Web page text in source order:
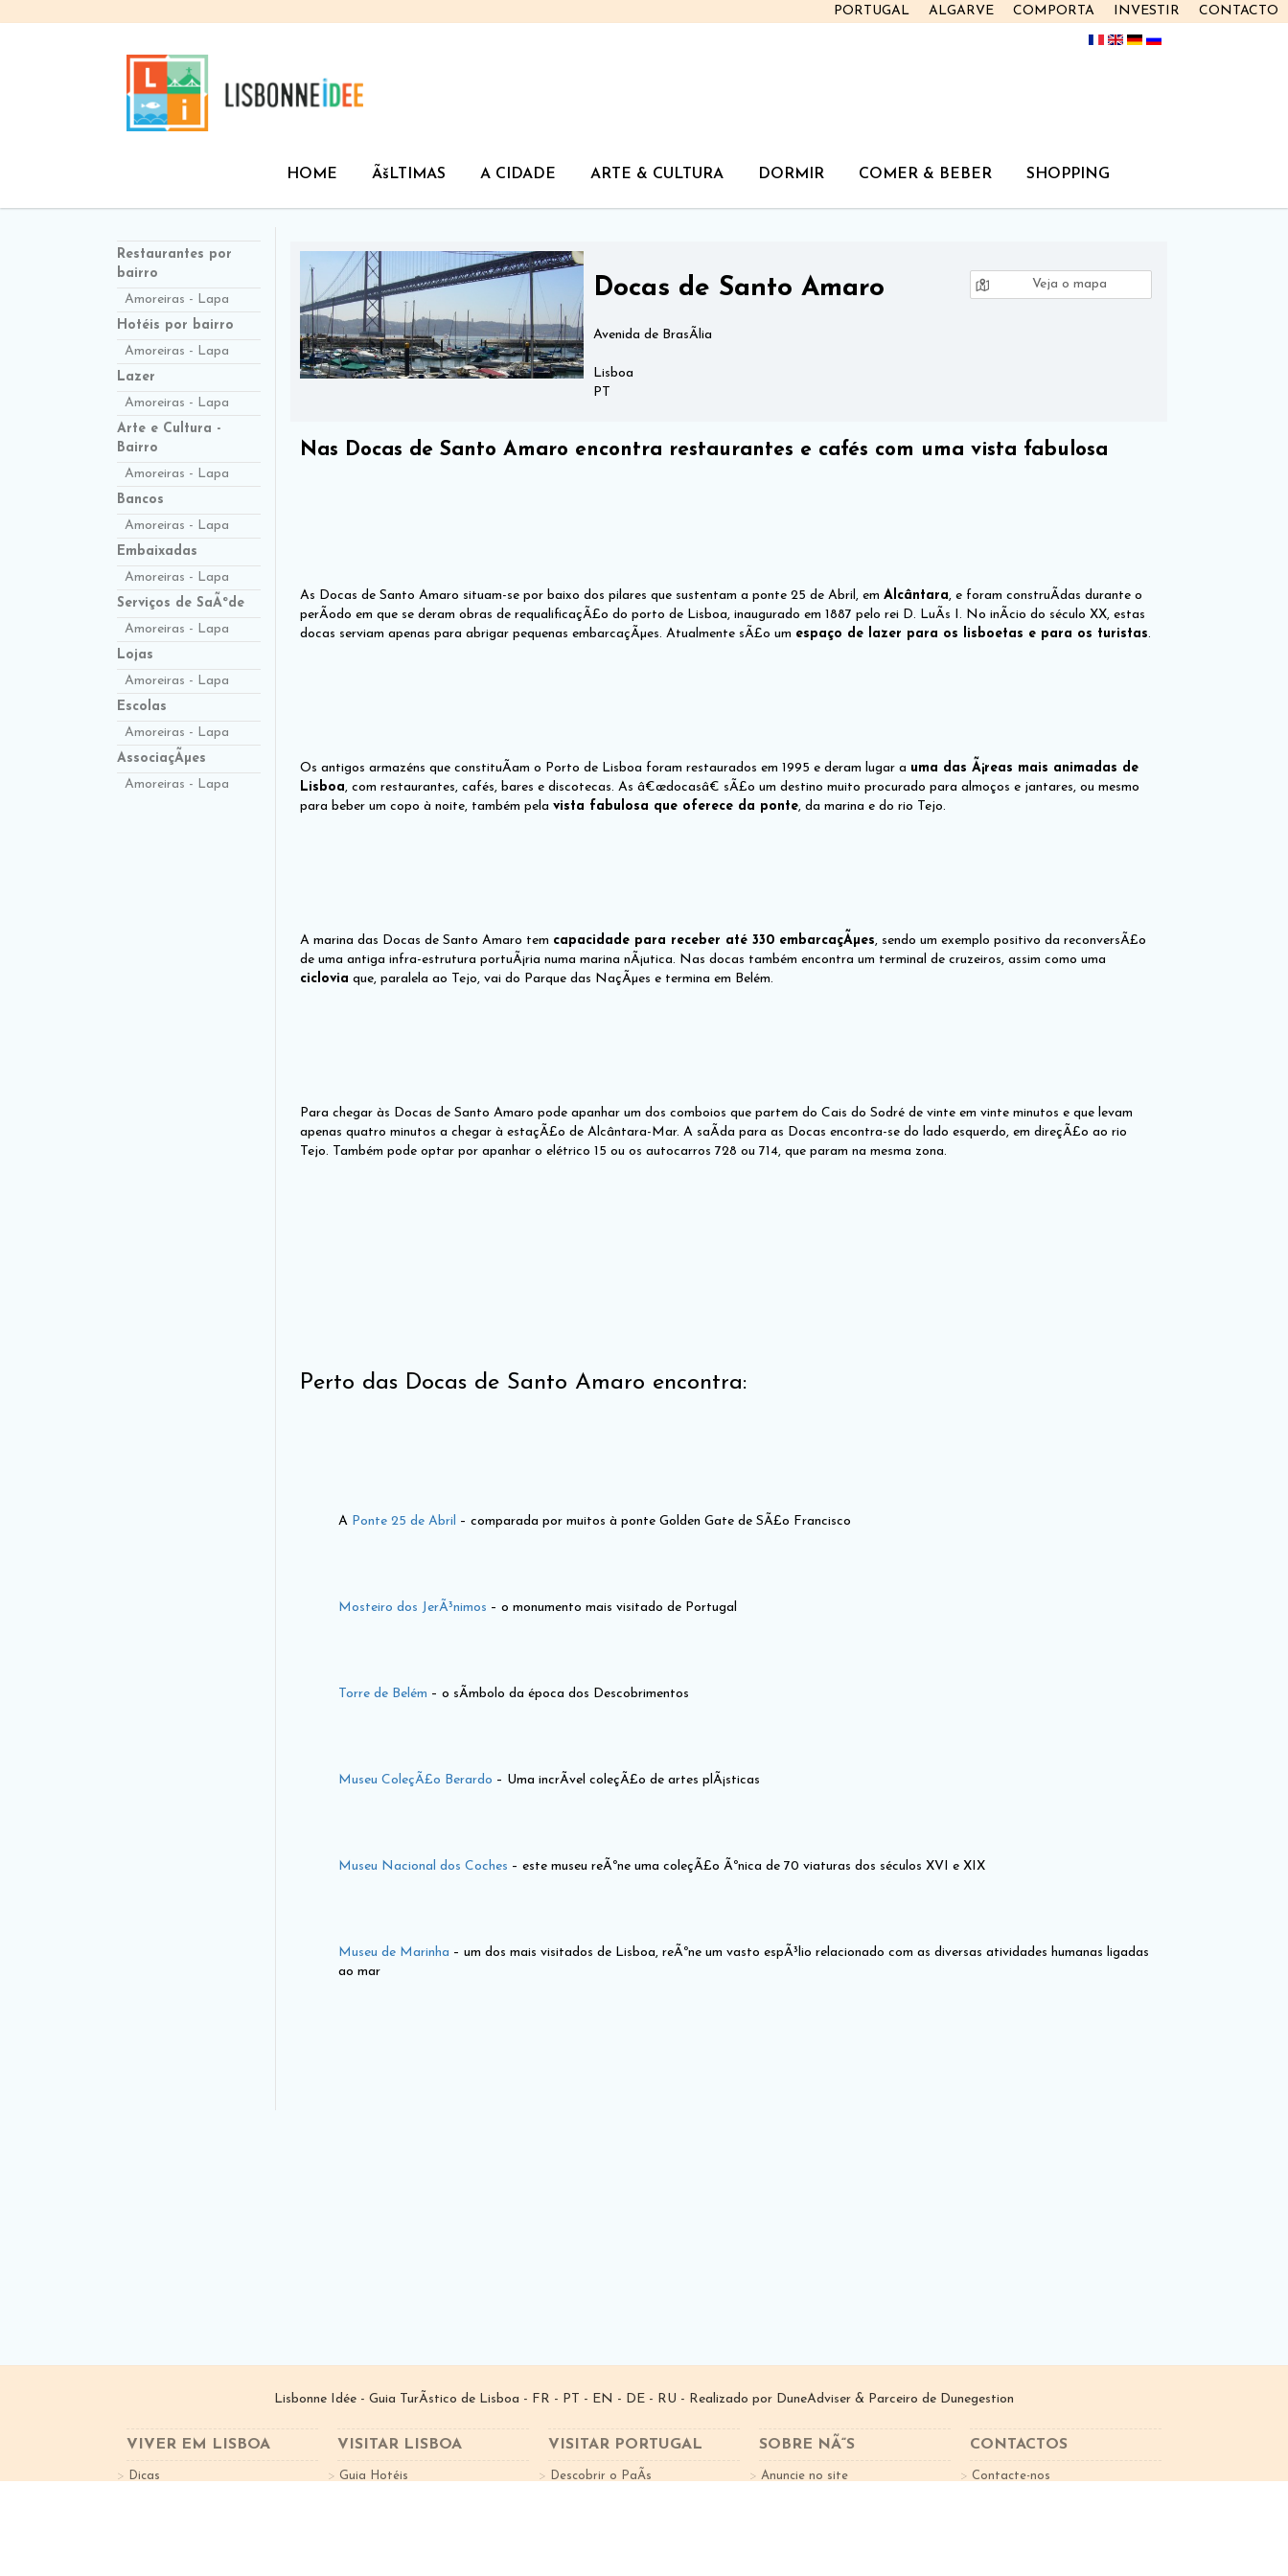
CONTACTO
INVESTIR
COMPORTA
ALGARVE
PORTUGAL
HOME ÃšLTIMAS A CIDADE ARTE & CULTURA DORMIR COMER & BEBER SHOPPING
Restaurantes por
bairro
Amoreiras - Lapa
Hotéis por bairro
Amoreiras - Lapa
Lazer
Amoreiras - Lapa
Arte e Cultura -
Bairro
Amoreiras - Lapa
Bancos
Amoreiras - Lapa
Embaixadas
Amoreiras - Lapa
Serviços de SaÃºde
Amoreiras - Lapa
Lojas
Amoreiras - Lapa
Escolas
Amoreiras - Lapa
AssociaçÃµes
Amoreiras - Lapa
Docas de Santo Amaro
Avenida de BrasÃ­lia
Lisboa
PT
Veja o mapa
Nas Docas de Santo Amaro encontra restaurantes e cafés com uma vista fabulosa
As Docas de Santo Amaro situam-se por baixo dos pilares que sustentam a ponte 25 de Abril, em Alcântara, e foram construÃ­das durante o
perÃ­odo em que se deram obras de requalificaçÃ£o do porto de Lisboa, inaugurado em 1887 pelo rei D. LuÃ­s I. No inÃ­cio do século XX, estas
docas serviam apenas para abrigar pequenas embarcaçÃµes. Atualmente sÃ£o um espaço de lazer para os lisboetas e para os turistas.
Os antigos armazéns que constituÃ­am o Porto de Lisboa foram restaurados em 1995 e deram lugar a uma das Ã¡reas mais animadas de
Lisboa, com restaurantes, cafés, bares e discotecas. As â€œdocasâ€ sÃ£o um destino muito procurado para almoços e jantares, ou mesmo
para beber um copo à noite, também pela vista fabulosa que oferece da ponte, da marina e do rio Tejo.
A marina das Docas de Santo Amaro tem capacidade para receber até 330 embarcaçÃµes, sendo um exemplo positivo da reconversÃ£o
de uma antiga infra-estrutura portuÃ¡ria numa marina nÃ¡utica. Nas docas também encontra um terminal de cruzeiros, assim como uma
ciclovia que, paralela ao Tejo, vai do Parque das NaçÃµes e termina em Belém.
Para chegar às Docas de Santo Amaro pode apanhar um dos comboios que partem do Cais do Sodré de vinte em vinte minutos e que levam
apenas quatro minutos a chegar à estaçÃ£o de Alcântara-Mar. A saÃ­da para as Docas encontra-se do lado esquerdo, em direçÃ£o ao rio
Tejo. Também pode optar por apanhar o elétrico 15 ou os autocarros 728 ou 714, que param na mesma zona.
Perto das Docas de Santo Amaro encontra:
A Ponte 25 de Abril – comparada por muitos à ponte Golden Gate de SÃ£o Francisco
Mosteiro dos JerÃ³nimos – o monumento mais visitado de Portugal
Torre de Belém – o sÃ­mbolo da época dos Descobrimentos
Museu ColeçÃ£o Berardo – Uma incrÃ­vel coleçÃ£o de artes plÃ¡sticas
Museu Nacional dos Coches – este museu reÃºne uma coleçÃ£o Ãºnica de 70 viaturas dos séculos XVI e XIX
Museu de Marinha – um dos mais visitados de Lisboa, reÃºne um vasto espÃ³lio relacionado com as diversas atividades humanas ligadas
ao mar
Lisbonne Idée - Guia TurÃ­stico de Lisboa - FR - PT - EN - DE - RU - Realizado por DuneAdviser & Parceiro de Dunegestion
VIVER EM LISBOA
Dicas
VISITAR LISBOA
Guia Hotéis
VISITAR PORTUGAL
Descobrir o PaÃ­s
SOBRE NÃ“S
Anuncie no site
CONTACTOS
Contacte-nos